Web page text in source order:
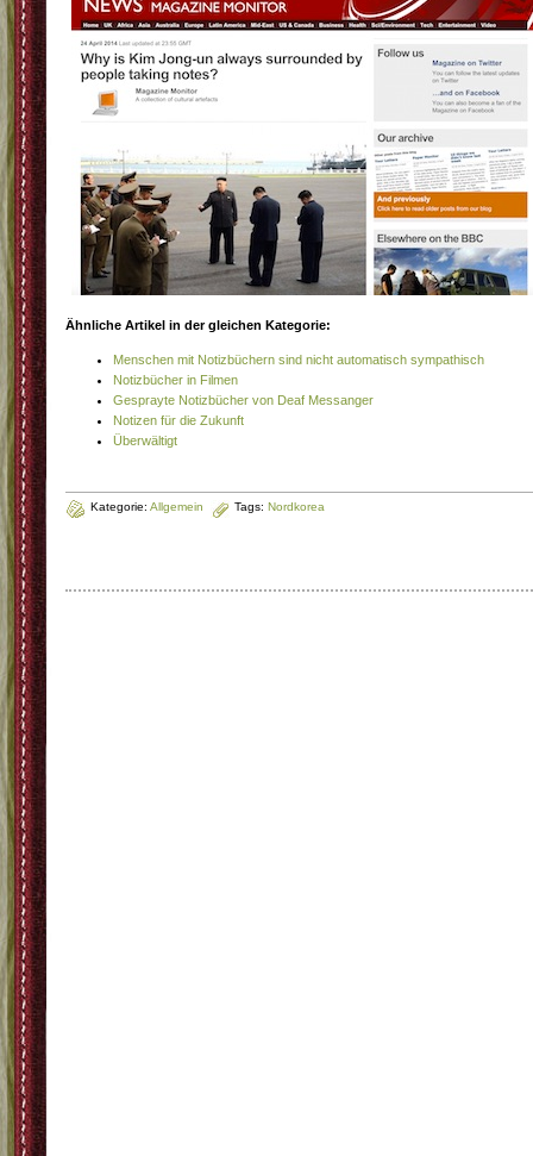
Ähnliche Artikel in der gleichen Kategorie:
Menschen mit Notizbüchern sind nicht automatisch sympathisch
Notizbücher in Filmen
Gesprayte Notizbücher von Deaf Messanger
Notizen für die Zukunft
Überwältigt
Kategorie: Allgemein Tags: Nordkorea